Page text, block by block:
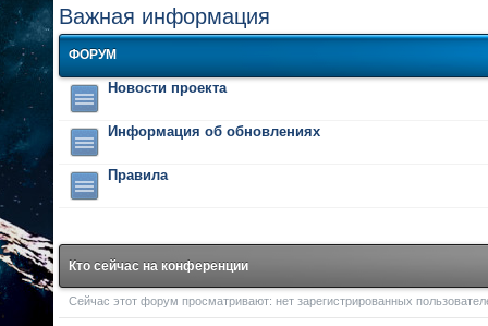
Важная информация
ФОРУМ
Новости проекта
Информация об обновлениях
Правила
Кто сейчас на конференции
Сейчас этот форум просматривают: нет зарегистрированных